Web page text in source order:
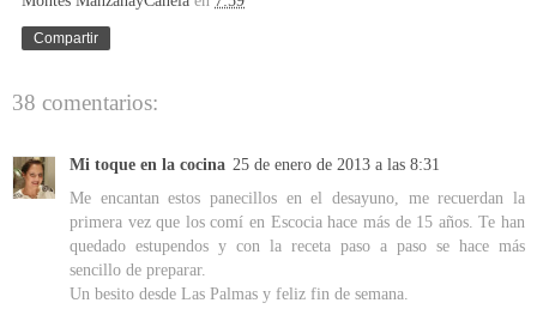
Compartir
38 comentarios:
Mi toque en la cocina 25 de enero de 2013 a las 8:31
Me encantan estos panecillos en el desayuno, me recuerdan la
primera vez que los comí en Escocia hace más de 15 años. Te han
quedado estupendos y con la receta paso a paso se hace más
sencillo de preparar.
Un besito desde Las Palmas y feliz fin de semana.